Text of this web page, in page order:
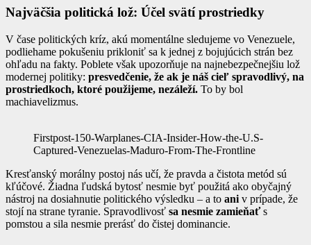
Najväčšia politická lož: Účel svätí prostriedky
V čase politických kríz, akú momentálne sledujeme vo Venezuele,
podliehame pokušeniu prikloniť sa k jednej z bojujúcich strán bez
ohľadu na fakty. Poblete však upozorňuje na najnebezpečnejšiu lož
modernej politiky: presvedčenie, že ak je náš cieľ spravodlivý, na
prostriedkoch, ktoré použijeme, nezáleží. To by bol
machiavelizmus.
Firstpost-150-Warplanes-CIA-Insider-How-the-U.S-
Captured-Venezuelas-Maduro-From-The-Frontline
Kresťanský morálny postoj nás učí, že pravda a čistota metód sú
kľúčové. Žiadna ľudská bytosť nesmie byť použitá ako obyčajný
nástroj na dosiahnutie politického výsledku – a to ani v prípade, že
stojí na strane tyranie. Spravodlivosť sa nesmie zamieňaťs
pomstou a sila nesmie prerásť do čistej dominancie.